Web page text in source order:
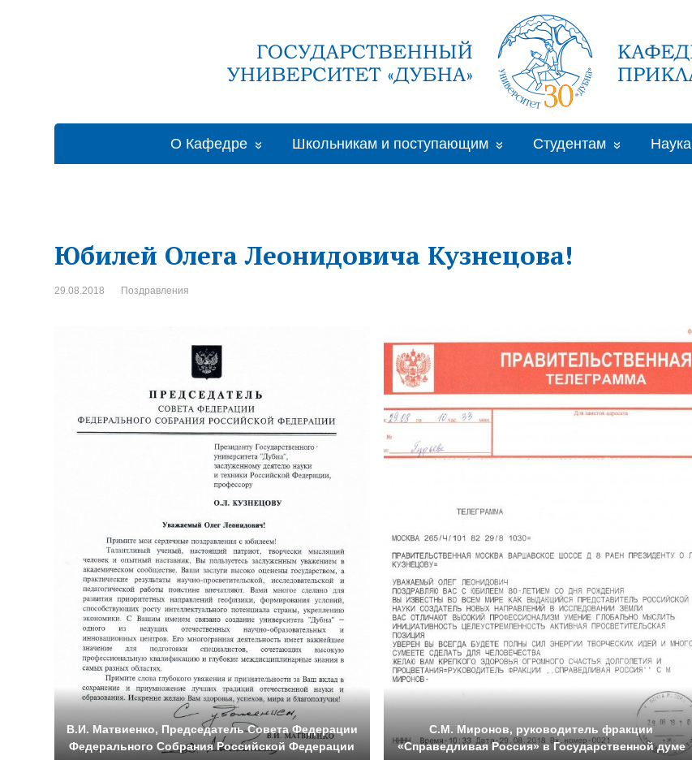
О Кафедре Школьникам и поступающим Студентам Наука
Юбилей Олега Леонидовича Кузнецова!
29.08.2018 Поздравления
В.И. Матвиенко, Председатель Совета Федерации
Федерального Собрания Российской Федерации
С.М. Миронов, руководитель фракции
«Справедливая Россия» в Государственной думе